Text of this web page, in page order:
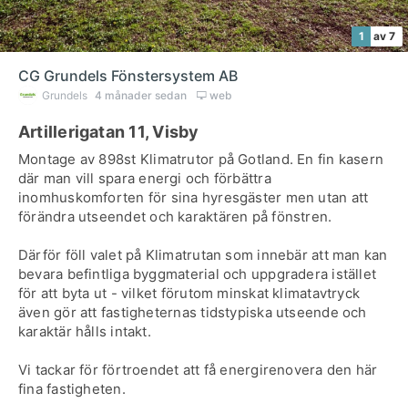
1 av 7
CG Grundels Fönstersystem AB
Grundels 4 månader sedan web
Artillerigatan 11, Visby
Montage av 898st Klimatrutor på Gotland. En fin kasern
där man vill spara energi och förbättra
inomhuskomforten för sina hyresgäster men utan att
förändra utseendet och karaktären på fönstren.
Därför föll valet på Klimatrutan som innebär att man kan
bevara befintliga byggmaterial och uppgradera istället
för att byta ut - vilket förutom minskat klimatavtryck
även gör att fastigheternas tidstypiska utseende och
karaktär hålls intakt.
Vi tackar för förtroendet att få energirenovera den här
fina fastigheten.